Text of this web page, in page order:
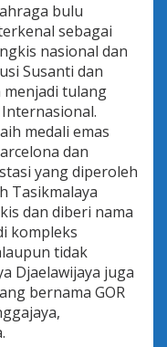
bulu
sebagai
nasional dan
Susanti dan
menjadi tulang
medali emas
dan
yang diperoleh
Tasikmalaya
dan diberi nama
kompleks
tidak
Djaelawijaya juga
bernama GOR